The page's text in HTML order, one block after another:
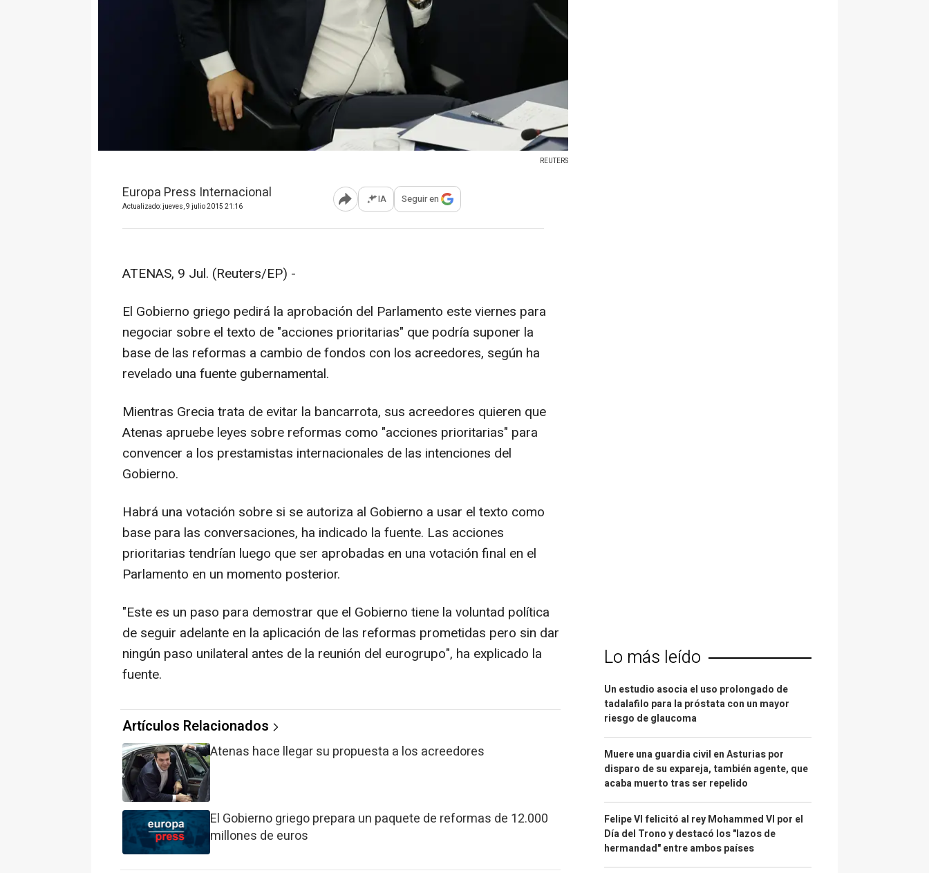
REUTERS
Europa Press Internacional
Actualizado: jueves, 9 julio 2015 21:16 Abrir opciones para compartir
IA Seguir en
ATENAS, 9 Jul. (Reuters/EP) -
El Gobierno griego pedirá la aprobación del Parlamento este viernes para
negociar sobre el texto de "acciones prioritarias" que podría suponer la
base de las reformas a cambio de fondos con los acreedores, según ha
revelado una fuente gubernamental.
Mientras Grecia trata de evitar la bancarrota, sus acreedores quieren que
Atenas apruebe leyes sobre reformas como "acciones prioritarias" para
convencer a los prestamistas internacionales de las intenciones del
Gobierno.
Habrá una votación sobre si se autoriza al Gobierno a usar el texto como
base para las conversaciones, ha indicado la fuente. Las acciones
prioritarias tendrían luego que ser aprobadas en una votación final en el
Parlamento en un momento posterior.
"Este es un paso para demostrar que el Gobierno tiene la voluntad política
de seguir adelante en la aplicación de las reformas prometidas pero sin dar
ningún paso unilateral antes de la reunión del eurogrupo", ha explicado la
fuente.
Artículos Relacionados
Atenas hace llegar su propuesta a los acreedores
El Gobierno griego prepara un paquete de reformas de 12.000
millones de euros
Lo más leído
Un estudio asocia el uso prolongado de
tadalafilo para la próstata con un mayor
riesgo de glaucoma
Muere una guardia civil en Asturias por
disparo de su expareja, también agente, que
acaba muerto tras ser repelido
Felipe VI felicitó al rey Mohammed VI por el
Día del Trono y destacó los "lazos de
hermandad" entre ambos países